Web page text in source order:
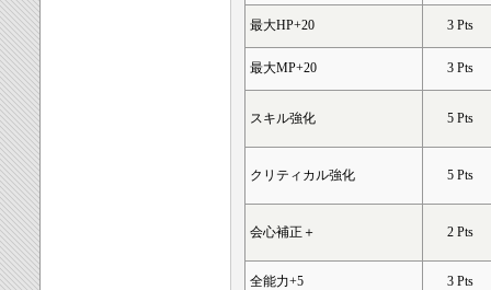
最大HP+20 3 Pts
最大MP+20 3 Pts
スキル強化 5 Pts
クリティカル強化 5 Pts
会心補正＋ 2 Pts
全能力+5 3 Pts